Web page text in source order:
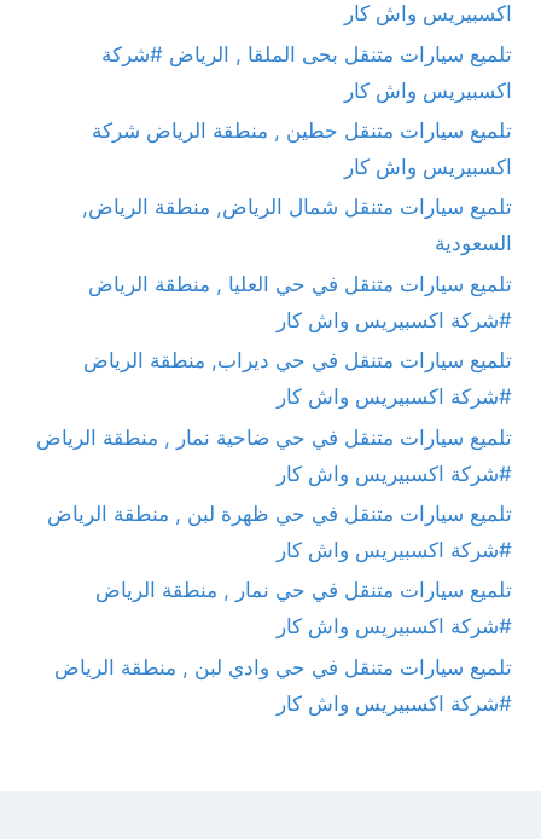
اكسبيريس واش كار
تلميع سيارات متنقل بحى الملقا , الرياض #شركة
اكسبيريس واش كار
تلميع سيارات متنقل حطين , منطقة الرياض شركة
اكسبيريس واش كار
تلميع سيارات متنقل شمال الرياض, منطقة الرياض,
السعودية
تلميع سيارات متنقل في حي العليا , منطقة الرياض
#شركة اكسبيريس واش كار
تلميع سيارات متنقل في حي ديراب, منطقة الرياض
#شركة اكسبيريس واش كار
تلميع سيارات متنقل في حي ضاحية نمار , منطقة الرياض
#شركة اكسبيريس واش كار
تلميع سيارات متنقل في حي ظهرة لبن , منطقة الرياض
#شركة اكسبيريس واش كار
تلميع سيارات متنقل في حي نمار , منطقة الرياض
#شركة اكسبيريس واش كار
تلميع سيارات متنقل في حي وادي لبن , منطقة الرياض
#شركة اكسبيريس واش كار